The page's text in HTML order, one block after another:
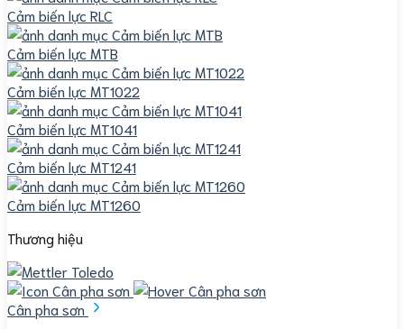
Cảm biến lực RLC
Cảm biến lực MTB
Cảm biến lực MT1022
Cảm biến lực MT1041
Cảm biến lực MT1241
Cảm biến lực MT1260
Thương hiệu
Cân pha sơn